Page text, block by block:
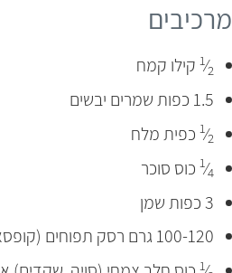
מרכיבים
1⁄2
קילו קמח
1.5 כפות שמרים יבשים
1⁄2 כפית מלח
1⁄4
כוס סוכר
3 כפות שמן
100-120 גרם רסק תפוחים (קופסא קטנה)
1